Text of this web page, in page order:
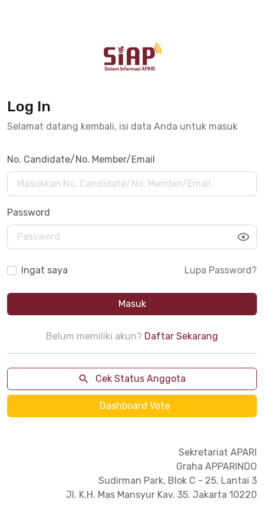
Log In
Selamat datang kembali, isi data Anda untuk masuk
No. Candidate/No. Member/Email
Password
Ingat saya Lupa Password?
Masuk
Belum memiliki akun? Daftar Sekarang
Cek Status Anggota
Dashboard Vote
Sekretariat APARI
Graha APPARINDO
Sudirman Park, Blok C - 25, Lantai 3
Jl. K.H. Mas Mansyur Kav. 35. Jakarta 10220